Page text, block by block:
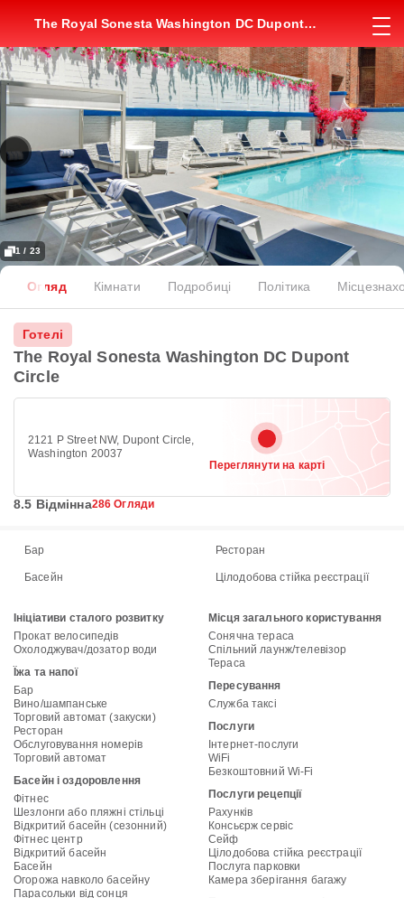
The Royal Sonesta Washington DC Dupont
1 / 23
Огляд Кімнати Подробиці Політика
Готелі
The Royal Sonesta Washington DC Dupont
Circle
2121 P Street NW, Dupont Circle,
Washington 20037
Переглянути на карті
8.5 Відмінна286 Огляди
Бар Ресторан
Басейн Цілодобова стійка реєстрації
Ініціативи сталого розвитку
Прокат велосипедів
Охолоджувач/дозатор води
Їжа та напої
Бар
Вино/шампанське
Торговий автомат (закуски)
Ресторан
Обслуговування номерів
Торговий автомат
Басейн і оздоровлення
Фітнес
Шезлонги або пляжні стільці
Відкритий басейн (сезонний)
Фітнес центр
Відкритий басейн
Басейн
Огорожа навколо басейну
Парасольки від сонця
Місця загального користування
Сонячна тераса
Спільний лаунж/телевізор
Тераса
Пересування
Служба таксі
Послуги
Інтернет-послуги
WiFi
Безкоштовний Wi-Fi
Послуги рецепції
Рахунків
Консьєрж сервіс
Сейф
Цілодобова стійка реєстрації
Послуга парковки
Камера зберігання багажу